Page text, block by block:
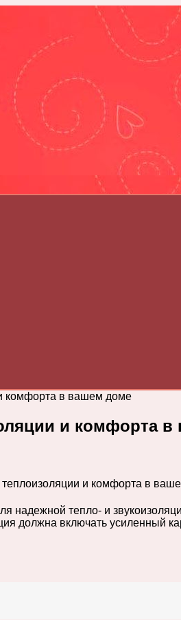
комфорта в вашем доме
и комфорта
тепло- и
должна включать усиленный